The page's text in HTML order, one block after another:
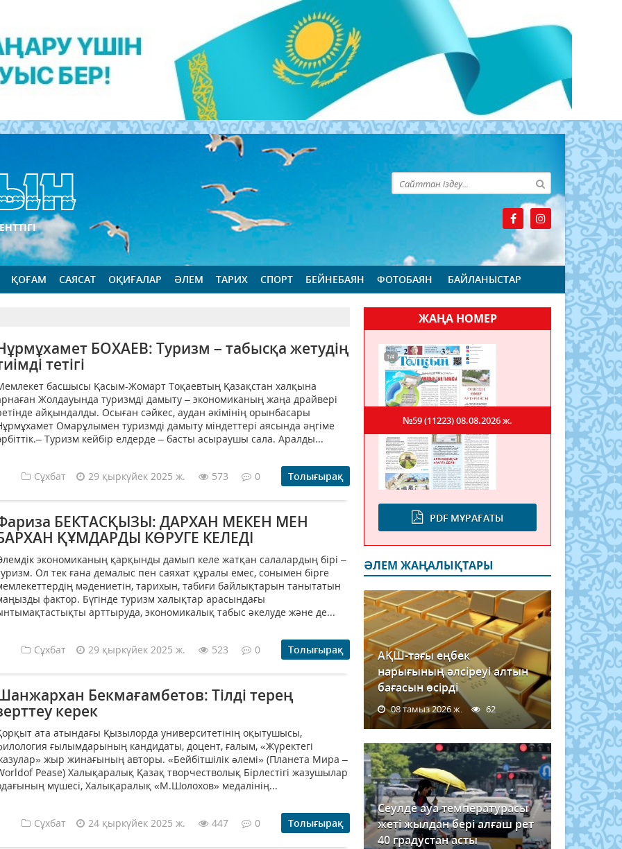
ҚОҒАМ САЯСАТ ОҚИҒАЛАР ӘЛЕМ ТАРИХ СПОРТ БЕЙНЕБАЯН ФОТОБАЯН БАЙЛАНЫСТАР
БОХАЕВ: Туризм – табысқа жетудің
тетігі
басшысы Қасым-Жомарт Тоқаевтың Қазақстан халқына
Жолдауында туризмді дамыту – экономиканың жаңа драйвері
айқындалды. Осыған сәйкес, аудан әкімінің орынбасары
Омарұлымен туризмді дамыту міндеттері аясында әңгіме
Туризм кейбір елдерде – басты асыраушы сала. Аралды...
Сұхбат 29 қыркүйек 2025 ж. 573 0 Толығырақ
БЕКТАСҚЫЗЫ: ДАРХАН МЕКЕН МЕН
ҚҰМДАРДЫ КӨРУГЕ КЕЛЕДІ
экономиканың қарқынды дамып келе жатқан салалардың бірі –
Ол тек ғана демалыс пен саяхат құралы емес, сонымен бірге
мәдениетін, тарихын, табиғи байлықтарын танытатын
фактор. Бүгінде туризм халықтар арасындағы
арттыруда, экономикалық табыс әкелуде және де...
Сұхбат 29 қыркүйек 2025 ж. 523 0 Толығырақ
Бекмағамбетов: Тілді терең
керек
ата атындағы Қызылорда университетінің оқытушысы,
ғылымдарының кандидаты, доцент, ғалым, «Жүректегі
жыр жинағының авторы. «Бейбітшілік əлемі» (Планета Мира –
Pease) Халықаралық Қазақ творчестволық Бірлестігі жазушылар
мүшесі, Халықаралық «М.Шолохов» медалінің...
Сұхбат 24 қыркүйек 2025 ж. 447 0 Толығырақ
ЖАҢА НОМЕР
PDF МҰРАҒАТЫ
№59 (11223)08.08.2026 ж.
ӘЛЕМ ЖАҢАЛЫҚТАРЫ
АҚШ-тағы еңбек
нарығының әлсіреуі алтын
бағасын өсірді
08 тамыз 2026 ж. 62
Сеулде ауа температурасы
жеті жылдан бері алғаш рет
40 градустан асты